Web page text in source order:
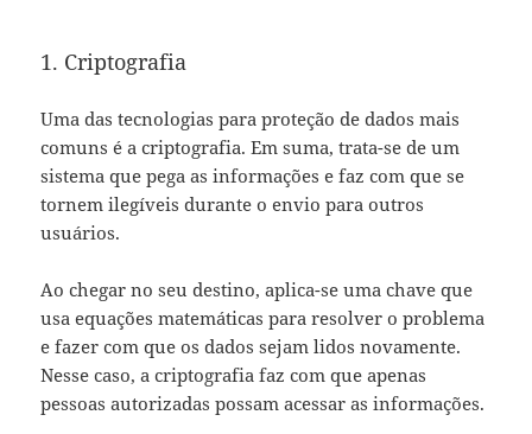
1. Criptografia
Uma das tecnologias para proteção de dados mais
comuns é a criptografia. Em suma, trata-se de um
sistema que pega as informações e faz com que se
tornem ilegíveis durante o envio para outros
usuários.
Ao chegar no seu destino, aplica-se uma chave que
usa equações matemáticas para resolver o problema
e fazer com que os dados sejam lidos novamente.
Nesse caso, a criptografia faz com que apenas
pessoas autorizadas possam acessar as informações.